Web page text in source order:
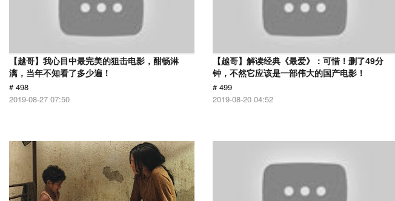
【越哥】我心目中最完美的狙击电影，酣畅淋
漓，当年不知看了多少遍！
# 498
2019-08-27 07:50
【越哥】解读经典《最爱》：可惜！删了49分
钟，不然它应该是一部伟大的国产电影！
# 499
2019-08-20 04:52